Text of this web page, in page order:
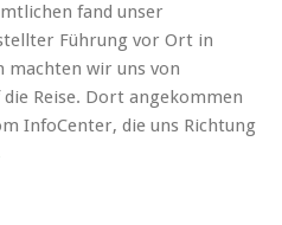
fand unser
Führung vor Ort in
machten wir uns von
Reise. Dort angekommen
InfoCenter, die uns Richtung